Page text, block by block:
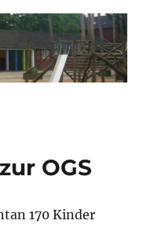
OGS
170 Kinder